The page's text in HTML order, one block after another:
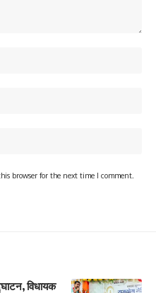
browser for the next time I comment.
विधायक